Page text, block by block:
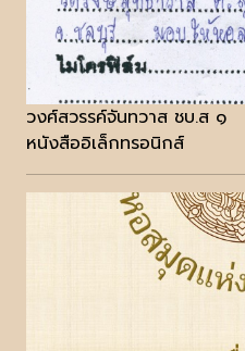
วงศ์สวรรค์จันทวาส ชบ.ส ๑
หนังสืออิเล็กทรอนิกส์